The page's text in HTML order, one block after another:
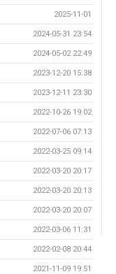
2025-11-01
2024-05-31 23:54
2024-05-02 22:49
2023-12-20 15:38
2023-12-11 23:30
2022-10-26 19:02
2022-07-06 07:13
2022-03-25 09:14
2022-03-20 20:17
2022-03-20 20:13
2022-03-20 20:07
2022-03-06 11:31
2022-02-08 20:44
2021-11-09 19:51